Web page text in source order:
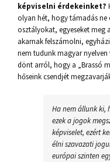
képviselni érdekeinket?
olyan hét, hogy támadás ne
osztályokat, egyeseket meg
akarnak felszámolni,
nem tudunk magyar
dönt arról, hogy a „Brassó
hőseink csendjét
Ha nem állunk ki,
ezek a jogok
képviselet, ezért
élni szavazati
európai szinten